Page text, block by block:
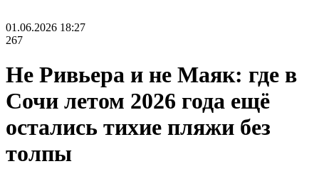
01.06.2026 18:27
267
Не Ривьера и не Маяк: где в
Сочи летом 2026 года ещё
остались тихие пляжи без
толпы